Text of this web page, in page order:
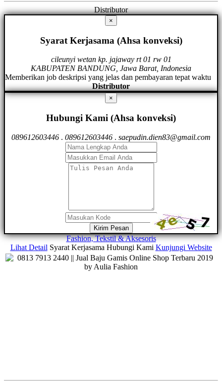
Distributor
×
Syarat Kerjasama (Ahsa konveksi)
cileunyi wetan kp. jajaway rt 01 rw 01
KABUPATEN BANDUNG, Jawa Barat, Indonesia
Memberikan job deskripsi yang jelas dan pembayaran tepat waktu
Distributor
×
Hubungi Kami (Ahsa konveksi)
089612603446 . 089612603446 . saepudin.dien83@gmail.com
Kirim Pesan
Fashion, Tekstil & Aksesoris
Lihat Detail Syarat Kerjasama Hubungi Kami Kunjungi Website